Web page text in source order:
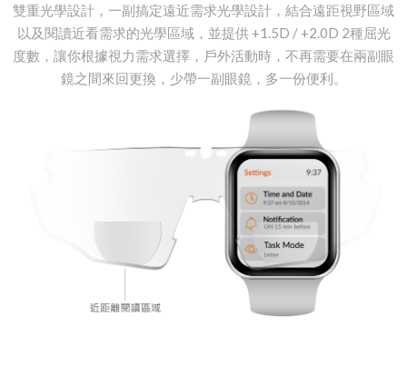
雙重光學設計，一副搞定遠近需求光學設計，結合遠距視野區域
以及閱讀近看需求的光學區域，並提供 +1.5D / +2.0D 2種屈光
度數，讓你根據視力需求選擇，戶外活動時，不再需要在兩副眼
鏡之間來回更換，少帶一副眼鏡，多一份便利。